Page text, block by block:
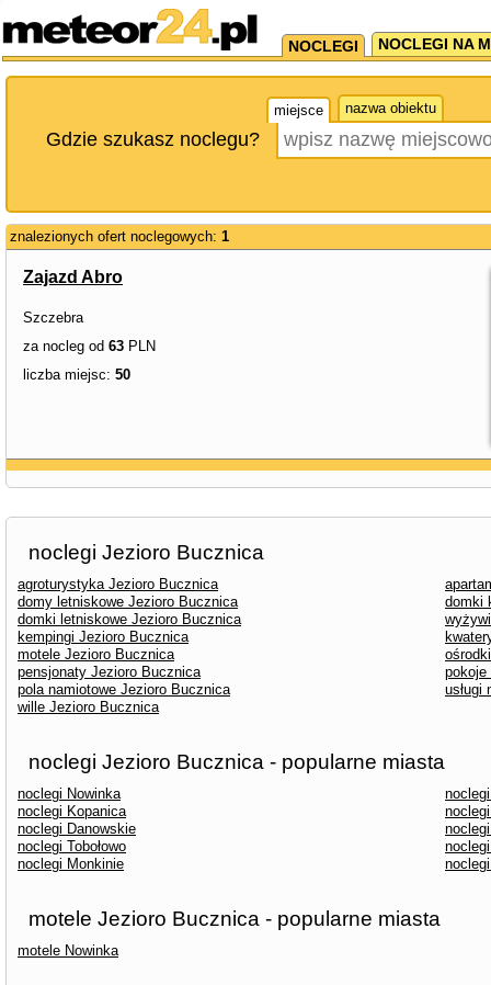
NOCLEGI NOCLEGI NA
miejsce nazwa obiektu
Gdzie szukasz noclegu?
znalezionych ofert noclegowych: 1
Zajazd Abro
Szczebra
za nocleg od 63 PLN
liczba miejsc: 50
noclegi Jezioro Bucznica
agroturystyka Jezioro Bucznica
domy letniskowe Jezioro Bucznica
domki
domki letniskowe Jezioro Bucznica
kempingi Jezioro Bucznica
motele Jezioro Bucznica
pensjonaty Jezioro Bucznica
pokoje
pola namiotowe Jezioro Bucznica
usługi
wille Jezioro Bucznica
noclegi Jezioro Bucznica - popularne miasta
noclegi Nowinka
noclegi Kopanica
noclegi Danowskie
noclegi Tobołowo
noclegi Monkinie
motele Jezioro Bucznica - popularne miasta
motele Nowinka